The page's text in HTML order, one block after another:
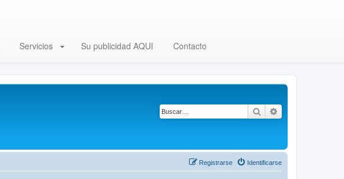
Servicios Su publicidad AQUI Contacto
Buscar
Identificarse
Registrarse